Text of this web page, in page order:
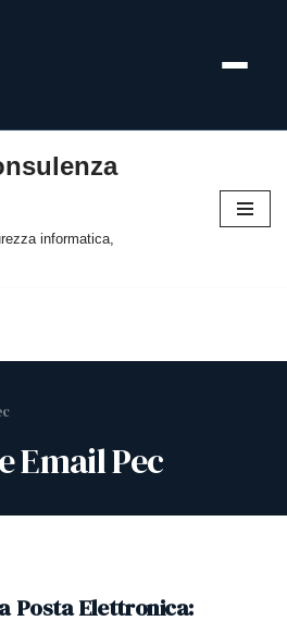
informatica,
Email Pec
Posta Elettronica: